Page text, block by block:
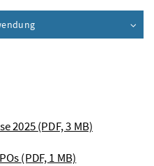
2025(PDF, 3 MB)
(PDF, 1 MB)